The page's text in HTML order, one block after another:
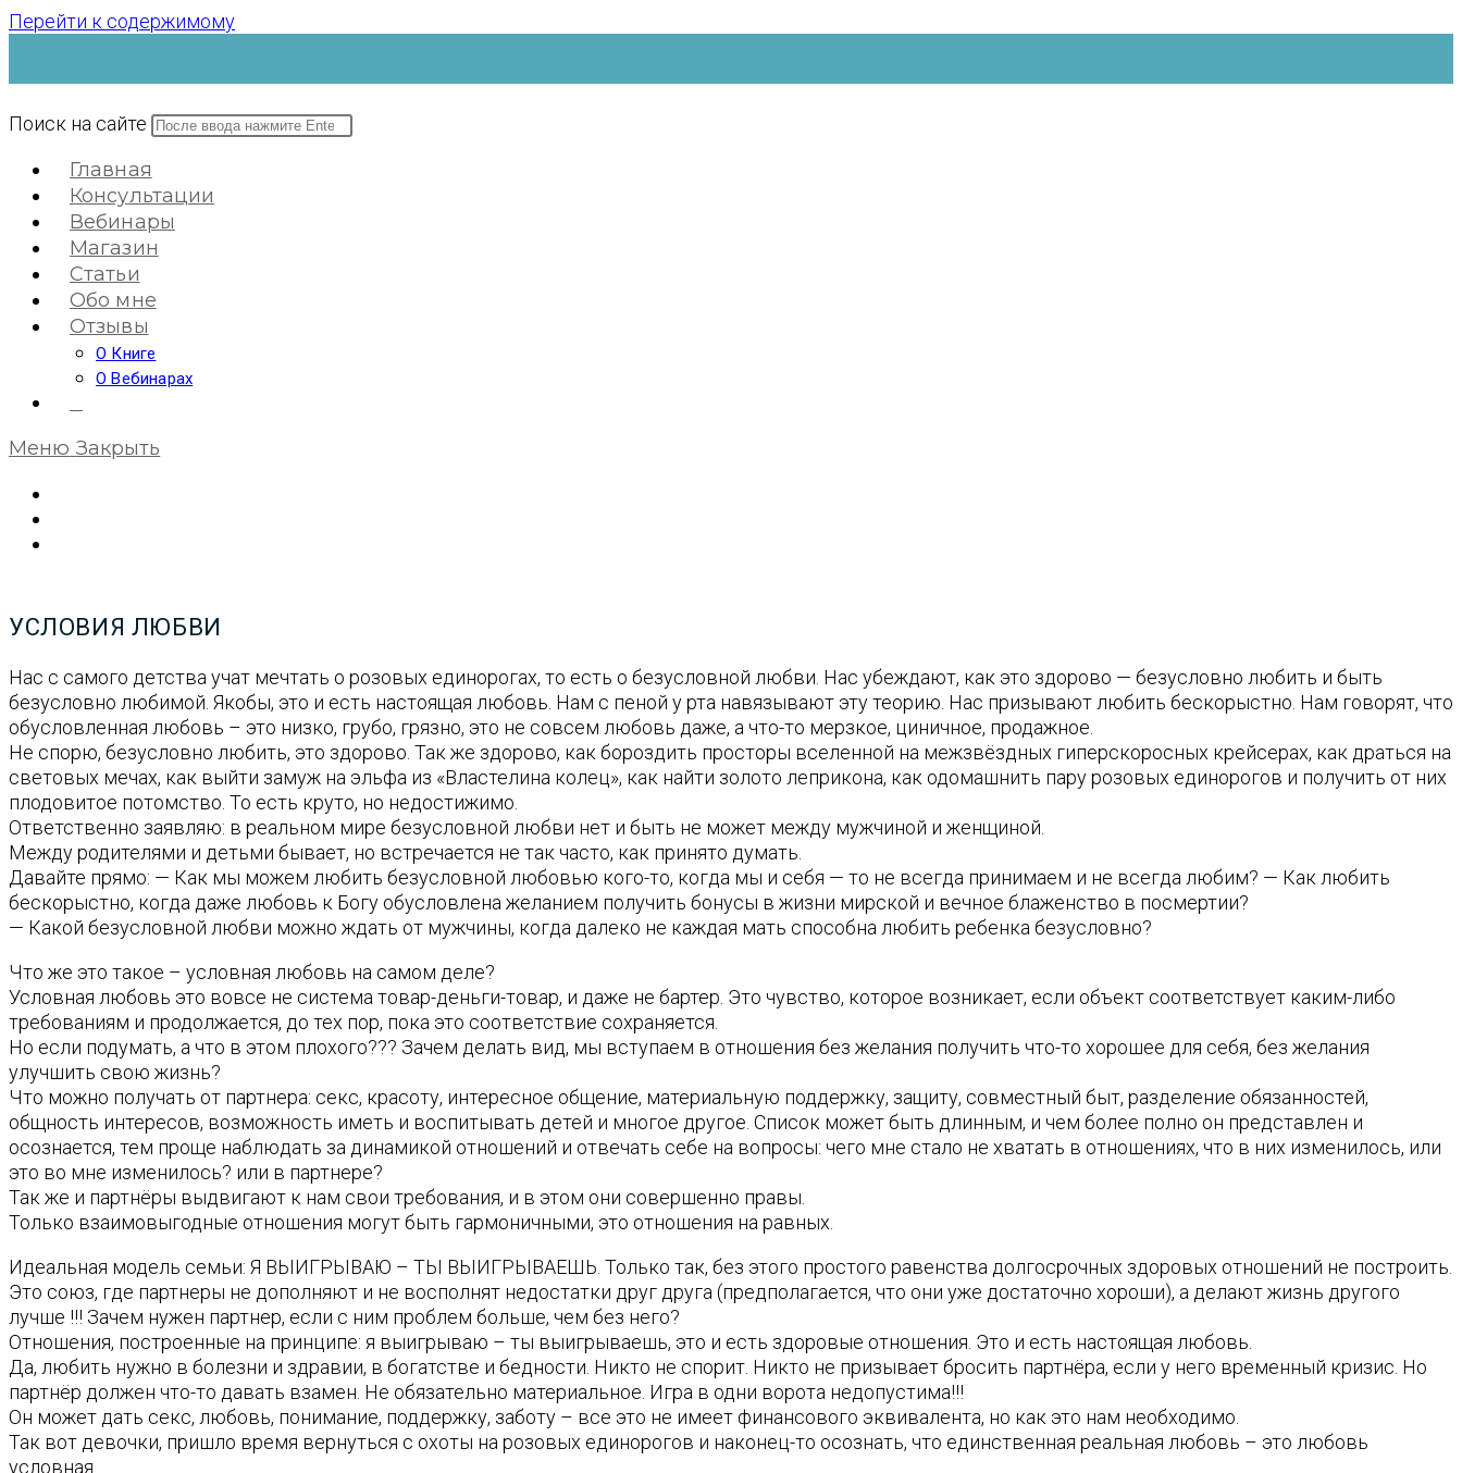
Перейти к содержимому
Поиск на сайте
Главная
Консультации
Вебинары
Магазин
Статьи
Обо мне
Отзывы
О Книге
О Вебинарах
Меню Закрыть
УСЛОВИЯ ЛЮБВИ
Нас с самого детства учат мечтать о розовых единорогах, то есть о безусловной любви. Нас убеждают, как это здорово — безусловно любить и быть
безусловно любимой. Якобы, это и есть настоящая любовь. Нам с пеной у рта навязывают эту теорию. Нас призывают любить бескорыстно. Нам говорят, что
обусловленная любовь – это низко, грубо, грязно, это не совсем любовь даже, а что-то мерзкое, циничное, продажное.
Не спорю, безусловно любить, это здорово. Так же здорово, как бороздить просторы вселенной на межзвёздных гиперскоросных крейсерах, как драться на
световых мечах, как выйти замуж на эльфа из «Властелина колец», как найти золото леприкона, как одомашнить пару розовых единорогов и получить от них
плодовитое потомство. То есть круто, но недостижимо.
Ответственно заявляю: в реальном мире безусловной любви нет и быть не может между мужчиной и женщиной.
Между родителями и детьми бывает, но встречается не так часто, как принято думать.
Давайте прямо: — Как мы можем любить безусловной любовью кого-то, когда мы и себя — то не всегда принимаем и не всегда любим? — Как любить
бескорыстно, когда даже любовь к Богу обусловлена желанием получить бонусы в жизни мирской и вечное блаженство в посмертии?
— Какой безусловной любви можно ждать от мужчины, когда далеко не каждая мать способна любить ребенка безусловно?
Что же это такое – условная любовь на самом деле?
Условная любовь это вовсе не система товар-деньги-товар, и даже не бартер. Это чувство, которое возникает, если объект соответствует каким-либо
требованиям и продолжается, до тех пор, пока это соответствие сохраняется.
Но если подумать, а что в этом плохого??? Зачем делать вид, мы вступаем в отношения без желания получить что-то хорошее для себя, без желания
улучшить свою жизнь?
Что можно получать от партнера: секс, красоту, интересное общение, материальную поддержку, защиту, совместный быт, разделение обязанностей,
общность интересов, возможность иметь и воспитывать детей и многое другое. Список может быть длинным, и чем более полно он представлен и
осознается, тем проще наблюдать за динамикой отношений и отвечать себе на вопросы: чего мне стало не хватать в отношениях, что в них изменилось, или
это во мне изменилось? или в партнере?
Так же и партнёры выдвигают к нам свои требования, и в этом они совершенно правы.
Только взаимовыгодные отношения могут быть гармоничными, это отношения на равных.
Идеальная модель семьи: Я ВЫИГРЫВАЮ – ТЫ ВЫИГРЫВАЕШЬ. Только так, без этого простого равенства долгосрочных здоровых отношений не построить.
Это союз, где партнеры не дополняют и не восполнят недостатки друг друга (предполагается, что они уже достаточно хороши), а делают жизнь другого
лучше !!! Зачем нужен партнер, если с ним проблем больше, чем без него?
Отношения, построенные на принципе: я выигрываю – ты выигрываешь, это и есть здоровые отношения. Это и есть настоящая любовь.
Да, любить нужно в болезни и здравии, в богатстве и бедности. Никто не спорит. Никто не призывает бросить партнёра, если у него временный кризис. Но
партнёр должен что-то давать взамен. Не обязательно материальное. Игра в одни ворота недопустима!!!
Он может дать секс, любовь, понимание, поддержку, заботу – все это не имеет финансового эквивалента, но как это нам необходимо.
Так вот девочки, пришло время вернуться с охоты на розовых единорогов и наконец-то осознать, что единственная реальная любовь – это любовь
условная.